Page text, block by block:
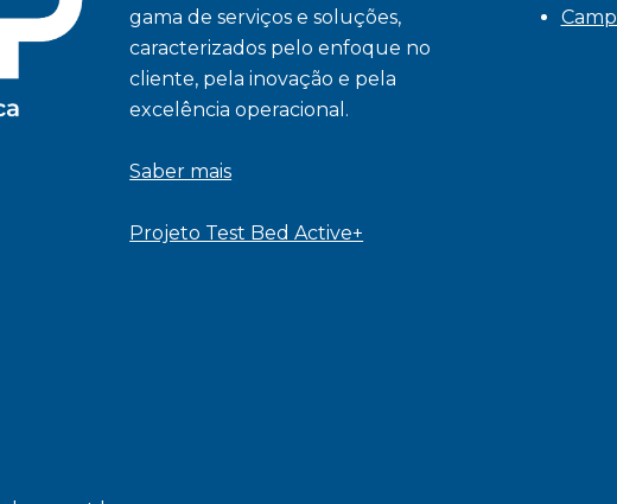
gama de serviços e soluções,
caracterizados pelo enfoque no
cliente, pela inovação e pela
excelência operacional.
Saber mais
Projeto Test Bed Active+